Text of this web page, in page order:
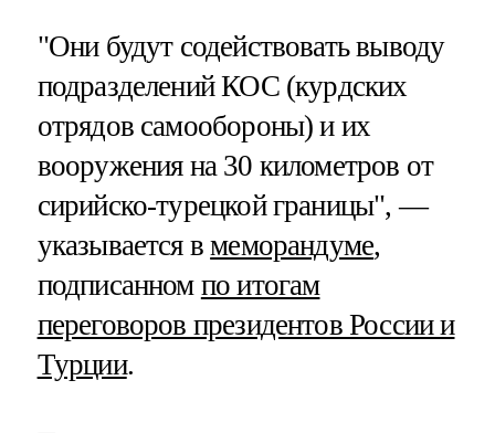
"Они будут содействовать выводу
подразделений КОС (курдских
отрядов самообороны) и их
вооружения на 30 километров от
сирийско-турецкой границы", —
указывается вмеморандуме,
подписанном по итогам
переговоров президентов России и
Турции.